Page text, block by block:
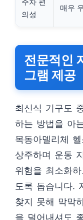
의성
매우
전문적인
그램 제공
최신식 기구도
하는 방법을 아
목동아델리체
상주하며 운동
위험을 최소화
도록 돕습니다.
찾지 못해 막막
을 덜어내셔도